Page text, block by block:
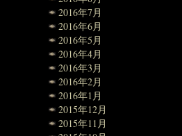
2016年7月
2016年6月
2016年5月
2016年4月
2016年3月
2016年2月
2016年1月
2015年12月
2015年11月